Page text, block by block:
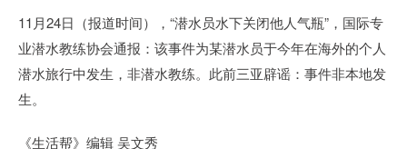
11月24日（报道时间），“潜水员水下关闭他人气瓶”，国际专
业潜水教练协会通报：该事件为某潜水员于今年在海外的个人
潜水旅行中发生，非潜水教练。此前三亚辟谣：事件非本地发
生。
《生活帮》编辑 吴文秀